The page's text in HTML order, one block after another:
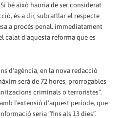
bé això hauria de ser considerat
és a dir, subratllar el respecte
a procés penal, immediatament
calat d'aquesta reforma que es
d'agència, en la nova redacció
serà de 72 hores, prorrogables
criminals o terroristes”.
l'extensió d'aquest període, que
seria “fins als 13 dies”.